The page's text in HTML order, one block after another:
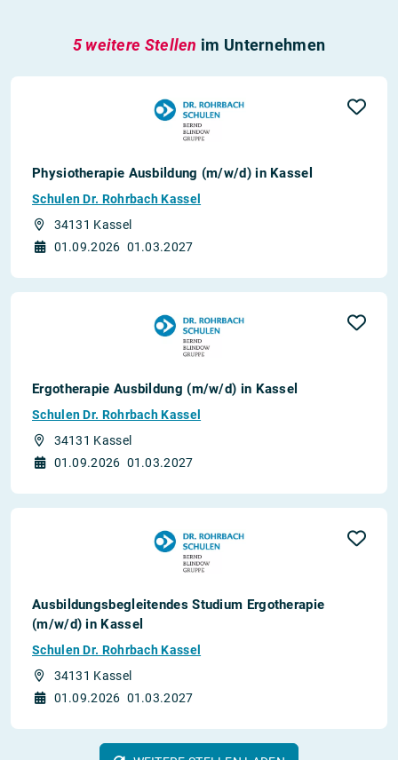
5 weitere Stellen im Unternehmen
Physiotherapie Ausbildung (m/w/d) in Kassel
Schulen Dr. Rohrbach Kassel
34131 Kassel
01.09.2026 01.03.2027
Ergotherapie Ausbildung (m/w/d) in Kassel
Schulen Dr. Rohrbach Kassel
34131 Kassel
01.09.2026 01.03.2027
Ausbildungsbegleitendes Studium Ergotherapie
(m/w/d) in Kassel
Schulen Dr. Rohrbach Kassel
34131 Kassel
01.09.2026 01.03.2027